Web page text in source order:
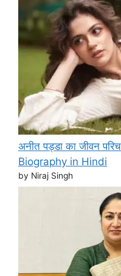
अनीत पड्डा का जीवन
Biography in Hindi
by Niraj Singh